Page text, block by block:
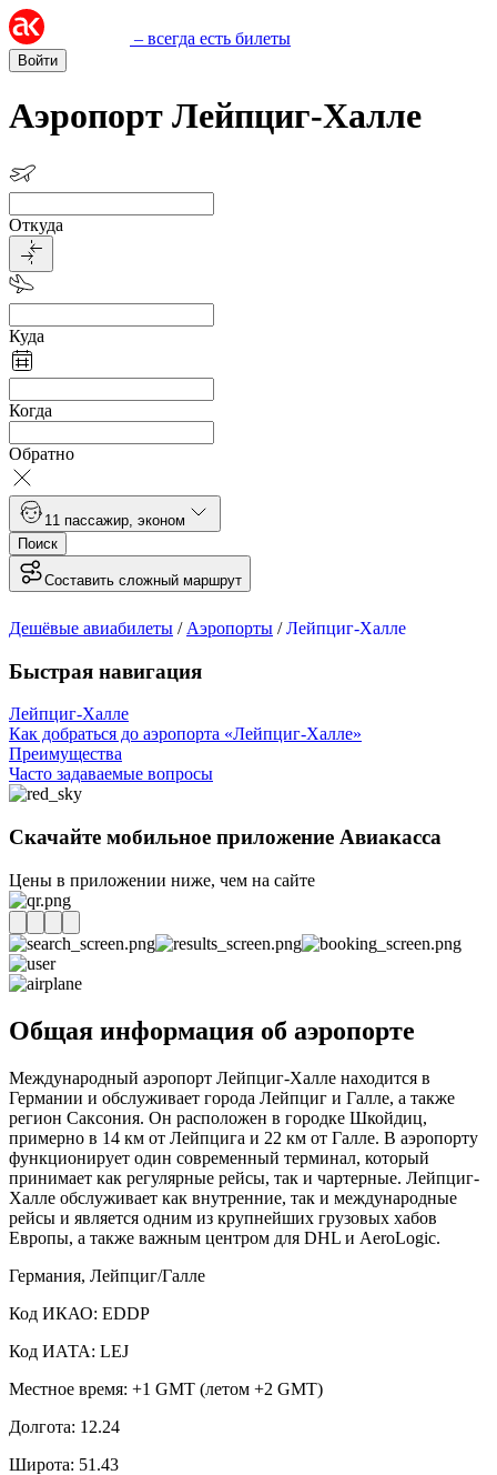
– всегда есть билеты
Войти
Аэропорт Лейпциг-Халле
Откуда
Куда
Когда
Обратно
1 1 пассажир эконом
Поиск
Составить сложный маршрут
Дешёвые авиабилеты / Аэропорты /Лейпциг-Халле
Быстрая навигация
Лейпциг-Халле
Как добраться до аэропорта «Лейпциг-Халле»
Преимущества
Часто задаваемые вопросы
Скачайте мобильное приложение Авиакасса
Цены в приложении ниже, чем на сайте
Общая информация об аэропорте
Международный аэропорт Лейпциг-Халле находится в
Германии и обслуживает города Лейпциг и Галле, а также
регион Саксония. Он расположен в городке Шкойдиц,
примерно в 14 км от Лейпцига и 22 км от Галле. В аэропорту
функционирует один современный терминал, который
принимает как регулярные рейсы, так и чартерные. Лейпциг-
Халле обслуживает как внутренние, так и международные
рейсы и является одним из крупнейших грузовых хабов
Европы, а также важным центром для DHL и AeroLogic.
Германия, Лейпциг/Галле
Код ИКАО: EDDP
Код ИАТА: LEJ
Местное время: +1 GMT (летом +2 GMT)
Долгота: 12.24
Широта: 51.43